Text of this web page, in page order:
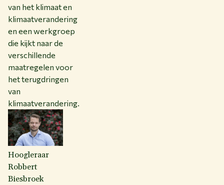
van het klimaat en
klimaatverandering
en een werkgroep
die kijkt naar de
verschillende
maatregelen voor
het terugdringen
van
klimaatverandering.
Hoogleraar
Robbert
Biesbroek